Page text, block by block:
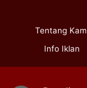
Tentang
Info Iklan